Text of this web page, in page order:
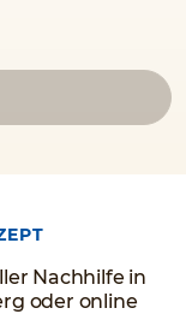
Nachhilfe in
oder online